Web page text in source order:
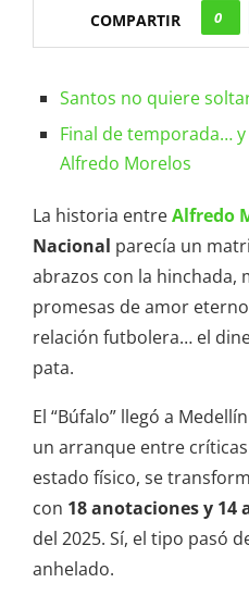
COMPARTIR 0
Santos no quiere
Final de temporada…
Alfredo Morelos
La historia entreAlfredo
Nacional parecía un
abrazos con la hinchada,
promesas de amor
relación futbolera… el
pata.
El “Búfalo” llegó a
un arranque entre
estado físico, se
con 18 anotaciones y 14
del 2025. Sí, el tipo pasó
anhelado.